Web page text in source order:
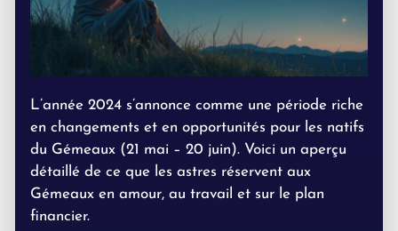
L’année 2024 s’annonce comme une période riche
en changements et en opportunités pour les natifs
du Gémeaux (21 mai – 20 juin). Voici un aperçu
détaillé de ce que les astres réservent aux
Gémeaux en amour, au travail et sur le plan
financier.